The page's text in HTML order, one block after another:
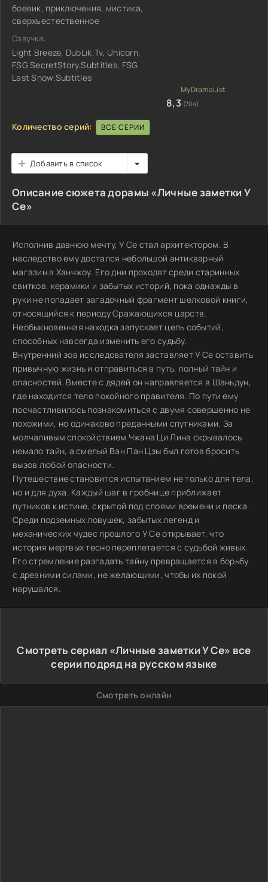
боевик, приключения, мистика,
сверхъестественное
Озвучка:
Light Breeze, DubLik.Tv, Unicorn,
FSG SecretStory.Subtitles, FSG
Last Snow.Subtitles
8,3 (704)
Количество серий: ВСЕ СЕРИИ
Добавить в список
Описание сюжета дорамы «Личные заметки У
Се»
Исполнив давнюю мечту, У Се стал архитектором. В
наследство ему достался небольшой антикварный
магазин в Ханчжоу. Его дни проходят среди старинных
свитков, керамики и забытых историй, пока однажды в
руки не попадает загадочный фрагмент шелковой книги,
относящийся к периоду Сражающихся царств.
Необыкновенная находка запускает цепь событий,
способных навсегда изменить его судьбу.
Внутренний зов исследователя заставляет У Се оставить
привычную жизнь и отправиться в путь, полный тайн и
опасностей. Вместе с дядей он направляется в Шаньдун,
где находится тело покойного правителя. По пути ему
посчастливилось познакомиться с двумя совершенно не
похожими, но одинаково преданными спутниками. За
молчаливым спокойствием Чжана Ци Лина скрывалось
немало тайн, а смелый Ван Пан Цзы был готов бросить
вызов любой опасности.
Путешествие становится испытанием не только для тела,
но и для духа. Каждый шаг в гробнице приближает
путников к истине, скрытой под слоями времени и песка.
Среди подземных ловушек, забытых легенд и
механических чудес прошлого У Се открывает, что
история мертвых тесно переплетается с судьбой живых.
Его стремление разгадать тайну превращается в борьбу
с древними силами, не желающими, чтобы их покой
нарушался.
Смотреть сериал «Личные заметки У Се» все
серии подряд на русском языке
Смотреть онлайн